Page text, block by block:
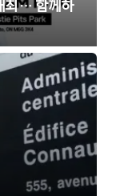
최… 함께하